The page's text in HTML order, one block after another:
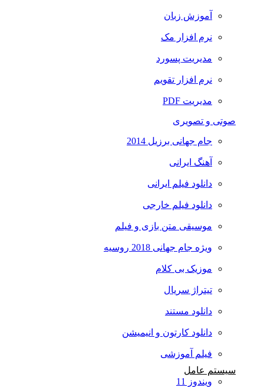
آموزش زبان
نرم افزار مک
مدیریت پسورد
نرم افزار تقویم
مدیریت PDF
صوتی و تصویری
جام جهانی برزیل 2014
آهنگ ایرانی
دانلود فیلم ایرانی
دانلود فیلم خارجی
موسیقی متن بازی و فیلم
ویژه جام جهانی 2018 روسیه
موزیک بی کلام
تیتراژ سریال
دانلود مستند
دانلود کارتون و انیمیشن
فیلم آموزشی
سیستم عامل
ویندوز 11